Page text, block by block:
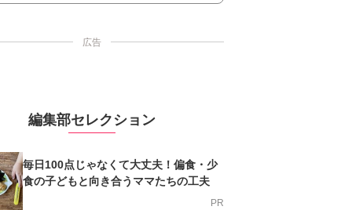
広告
編集部セレクション
毎日100点じゃなくて大丈夫！偏食・少
食の子どもと向き合うママたちの工夫
PR